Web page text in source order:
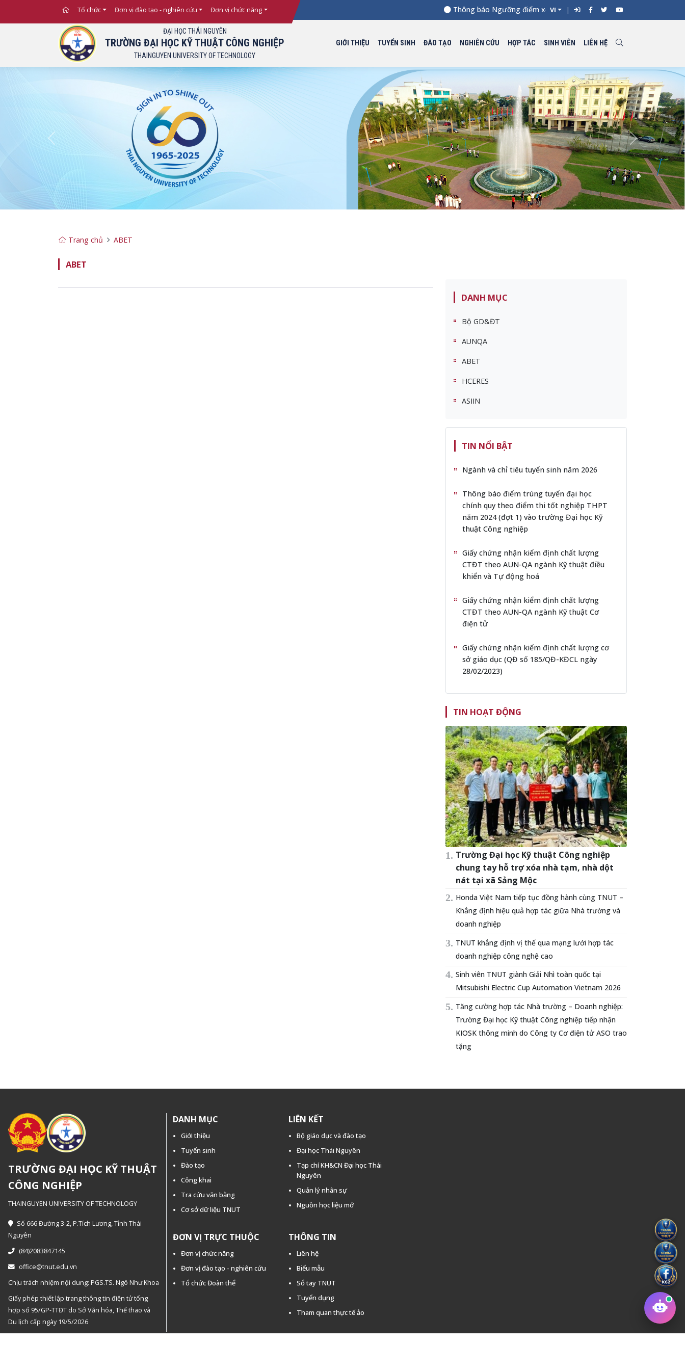
Tổ chức Đơn vị đào tạo - nghiên cứu Đơn vị chức năng Thông báo Ngưỡng điểm xét tuyển đối với từng ngành đào tạo Đại
VI
ĐẠI HỌC THÁI NGUYÊN
TRƯỜNG ĐẠI HỌC KỸ THUẬT CÔNG NGHIỆP
THAINGUYEN UNIVERSITY OF TECHNOLOGY
GIỚI THIỆU TUYỂN SINH ĐÀO TẠO NGHIÊN CỨU HỢP TÁC SINH VIÊN LIÊN HỆ
Previous Next
Trang chủ ABET
ABET
DANH MỤC
Bộ GD&ĐT
AUNQA
ABET
HCERES
ASIIN
TIN NỔI BẬT
Ngành và chỉ tiêu tuyển sinh năm 2026
Thông báo điểm trúng tuyển đại học
chính quy theo điểm thi tốt nghiệp THPT
năm 2024 (đợt 1) vào trường Đại học Kỹ
thuật Công nghiệp
Giấy chứng nhận kiểm định chất lượng
CTĐT theo AUN-QA ngành Kỹ thuật điều
khiển và Tự động hoá
Giấy chứng nhận kiểm định chất lượng
CTĐT theo AUN-QA ngành Kỹ thuật Cơ
điện tử
Giấy chứng nhận kiểm định chất lượng cơ
sở giáo dục (QĐ số 185/QĐ-KĐCL ngày
28/02/2023)
TIN HOẠT ĐỘNG
Trường Đại học Kỹ thuật Công nghiệp
chung tay hỗ trợ xóa nhà tạm, nhà dột
nát tại xã Sảng Mộc
Honda Việt Nam tiếp tục đồng hành cùng TNUT –
Khẳng định hiệu quả hợp tác giữa Nhà trường và
doanh nghiệp
TNUT khẳng định vị thế qua mạng lưới hợp tác
doanh nghiệp công nghệ cao
Sinh viên TNUT giành Giải Nhì toàn quốc tại
Mitsubishi Electric Cup Automation Vietnam 2026
Tăng cường hợp tác Nhà trường – Doanh nghiệp:
Trường Đại học Kỹ thuật Công nghiệp tiếp nhận
KIOSK thông minh do Công ty Cơ điện tử ASO trao
tặng
TRƯỜNG ĐẠI HỌC KỸ THUẬT
CÔNG NGHIỆP
THAINGUYEN UNIVERSITY OF TECHNOLOGY
Số 666 Đường 3-2, P.Tích Lương, Tỉnh Thái
Nguyên
(84)2083847145
office@tnut.edu.vn
Chịu trách nhiệm nội dung: PGS.TS. Ngô Như Khoa
Giấy phép thiết lập trang thông tin điện tử tổng
hợp số 95/GP-TTĐT do Sở Văn hóa, Thế thao và
Du lịch cấp ngày 19/5/2026
DANH MỤC
Giới thiệu
Tuyển sinh
Đào tạo
Công khai
Tra cứu văn bằng
Cơ sở dữ liệu TNUT
LIÊN KẾT
Bộ giáo dục và đào tạo
Đại học Thái Nguyên
Tạp chí KH&CN Đại học Thái
Nguyên
Quản lý nhân sự
Nguồn học liệu mở
ĐƠN VỊ TRỰC THUỘC
Đơn vị chức năng
Đơn vị đào tạo - nghiên cứu
Tổ chức Đoàn thể
THÔNG TIN
Liên hệ
Biểu mẫu
Sổ tay TNUT
Tuyển dụng
Tham quan thực tế ảo